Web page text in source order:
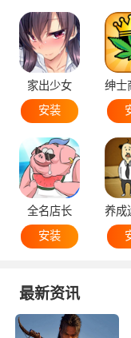
家出少女
安装
全名店长
安装
最新资讯